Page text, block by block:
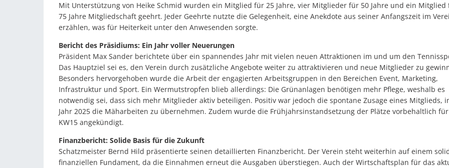
Mit Unterstützung von Heike Schmid wurden ein Mitglied für 25 Jahre, vier Mitglieder für 50 Jahre und ein Mitglied
75 Jahre Mitgliedschaft geehrt. Jeder Geehrte nutzte die Gelegenheit, eine Anekdote aus seiner Anfangszeit im
erzählen, was für Heiterkeit unter den Anwesenden sorgte.
Bericht des Präsidiums: Ein Jahr voller Neuerungen
Präsident Max Sander berichtete über ein spannendes Jahr mit vielen neuen Attraktionen im und um den
Das Hauptziel sei es, den Verein durch zusätzliche Angebote weiter zu attraktivieren und neue Mitglieder zu
Besonders hervorgehoben wurde die Arbeit der engagierten Arbeitsgruppen in den Bereichen Event, Marketing,
Infrastruktur und Sport. Ein Wermutstropfen blieb allerdings: Die Grünanlagen benötigen mehr Pflege, weshalb es
notwendig sei, dass sich mehr Mitglieder aktiv beteiligen. Positiv war jedoch die spontane Zusage eines Mitglieds,
Jahr 2025 die Mäharbeiten zu übernehmen. Zudem wurde die Frühjahrsinstandsetzung der Plätze vorbehaltlich für
KW15 angekündigt.
Finanzbericht: Solide Basis für die Zukunft
Schatzmeister Bernd Hild präsentierte seinen detaillierten Finanzbericht. Der Verein steht weiterhin auf einem
finanziellen Fundament, da die Einnahmen erneut die Ausgaben überstiegen. Auch der Wirtschaftsplan für das